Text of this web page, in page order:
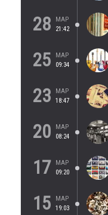
28
МАР
21:42
25
МАР
09:34
23
МАР
18:47
20
МАР
08:24
17
МАР
09:20
15
МАР
19:03